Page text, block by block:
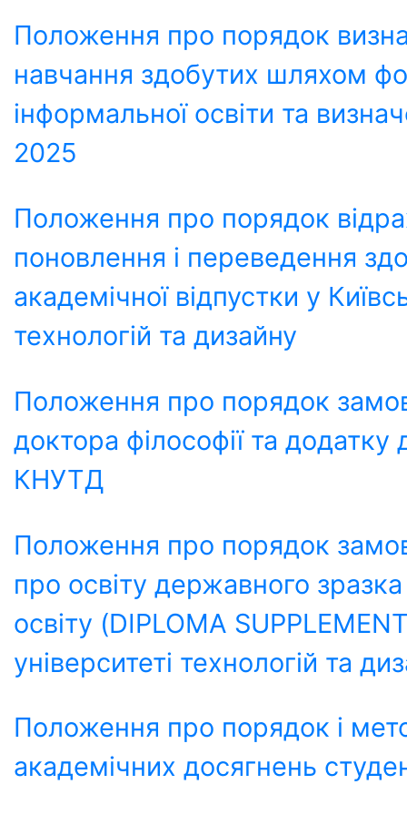
Положення про порядок
навчання здобутих шляхом
інформальної освіти та
2025
Положення про порядок
поновлення і переведення
академічної відпустки у
технологій та дизайну
Положення про порядок
доктора філософії та
КНУТД
Положення про порядок
про освіту державного
освіту (DIPLOMA
університеті технологій та
Положення про порядок і
академічних досягнень